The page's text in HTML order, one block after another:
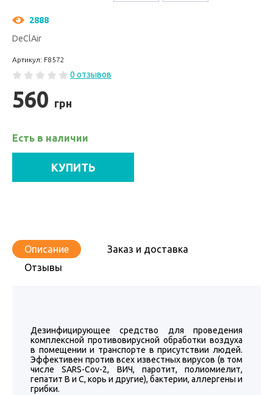
2888
DeClAir
Артикул: F8572
0 отзывов
560 грн
Есть в наличии
КУПИТЬ
Описание
Заказ и доставка
Отзывы
Дезинфицирующее средство для проведения
комплексной противовирусной обработки воздуха
в помещении и транспорте в присутствии людей.
Эффективен против всех известных вирусов (в том
числе SARS-Cov-2, ВИЧ, паротит, полиомиелит,
гепатит В и С, корь и другие), бактерии, аллергены и
грибки.